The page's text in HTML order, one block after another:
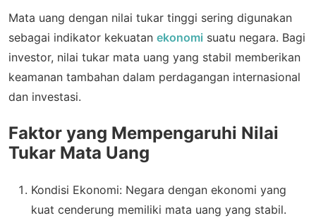
Mata uang dengan nilai tukar tinggi sering digunakan
sebagai indikator kekuatan ekonomi suatu negara. Bagi
investor, nilai tukar mata uang yang stabil memberikan
keamanan tambahan dalam perdagangan internasional
dan investasi.
Faktor yang Mempengaruhi Nilai
Tukar Mata Uang
Kondisi Ekonomi: Negara dengan ekonomi yang
kuat cenderung memiliki mata uang yang stabil.